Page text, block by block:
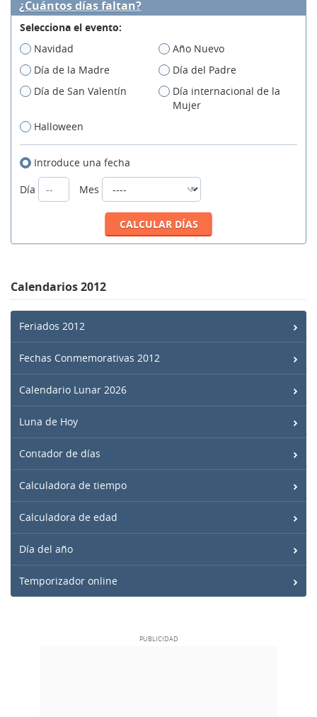
¿Cuántos días faltan?
Selecciona el evento:
Navidad
Año Nuevo
Día de la Madre
Día del Padre
Día de San Valentín
Día internacional de la
Mujer
Halloween
Introduce una fecha
Día
Mes
Calendarios 2012
Feriados 2012
Fechas Conmemorativas 2012
Calendario Lunar 2026
Luna de Hoy
Contador de días
Calculadora de tiempo
Calculadora de edad
Día del año
Temporizador online